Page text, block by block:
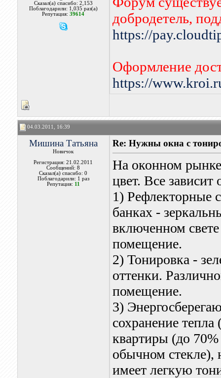
Сказал(а) спасибо: 2,153
Поблагодарили: 1,035 раз(а)
Репутация:39614
добродетель,
https://
Оформление
https://
04.03.2011, 16:39
Мишина Татьяна
Новичок
Регистрация: 21.02.2011
Сообщений: 8
Сказал(а) спасибо: 0
Поблагодарили: 1 раз
Репутация: 11
Re: Нужны окна с
На оконном
цвет. Все зависит
1) Рефлекторные
банках -
включенном
помещение.
2) Тонировка -
оттенки.
помещение.
3)
сохранение
квартиры (до
обычном стекле),
имеет легкую